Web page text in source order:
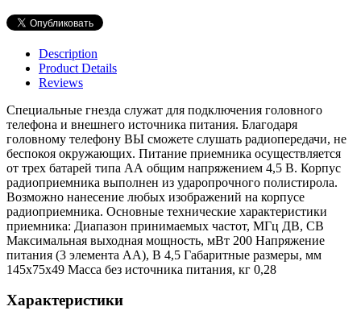
Description
Product Details
Reviews
Специальные гнезда служат для подключения головного
телефона и внешнего источника питания. Благодаря
головному телефону ВЫ сможете слушать радиопередачи, не
беспокоя окружающих. Питание приемника осуществляется
от трех батарей типа АА общим напряжением 4,5 В. Корпус
радиоприемника выполнен из ударопрочного полистирола.
Возможно нанесение любых изображений на корпусе
радиоприемника. Основные технические характеристики
приемника: Диапазон принимаемых частот, МГц ДВ, СВ
Максимальная выходная мощность, мВт 200 Напряжение
питания (3 элемента АА), В 4,5 Габаритные размеры, мм
145х75х49 Масса без источника питания, кг 0,28
Характеристики